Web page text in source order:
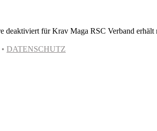
deaktiviert für Krav Maga RSC Verband erhält
• DATENSCHUTZ